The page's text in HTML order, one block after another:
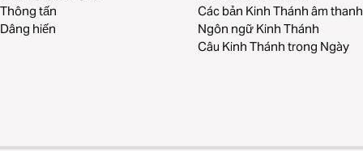
Thông tấn
Dâng hiến
Các bản Kinh Thánh âm thanh
Ngôn ngữ Kinh Thánh
Câu Kinh Thánh trong Ngày